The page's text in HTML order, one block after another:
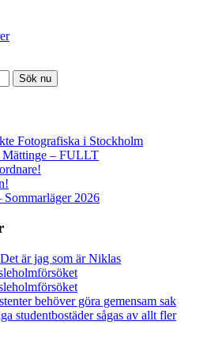
Sök nu
Fotografiska i Stockholm
Mättinge – FULLT
2026
Det är jag som är Niklas
behöver göra gemensam sak
studentbostäder sågas av allt fler